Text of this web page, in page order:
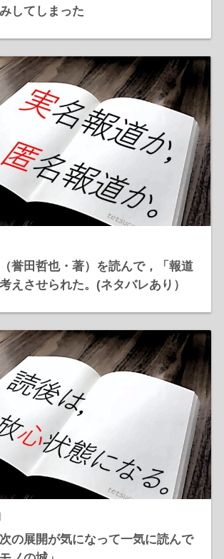
してしまった
（誉田哲也・著）を読んで，「報道
えさせられた。(ネタバレあり）
次の展開が気になって一気に読んで